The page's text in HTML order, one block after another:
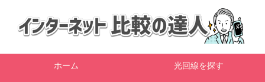
ホーム 光回線を探す